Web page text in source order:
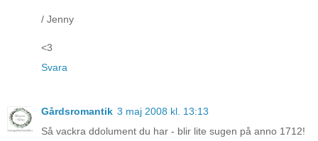
/ Jenny
<3
Svara
Gårdsromantik 3 maj 2008 kl. 13:13
Så vackra ddolument du har - blir lite sugen på anno 1712!